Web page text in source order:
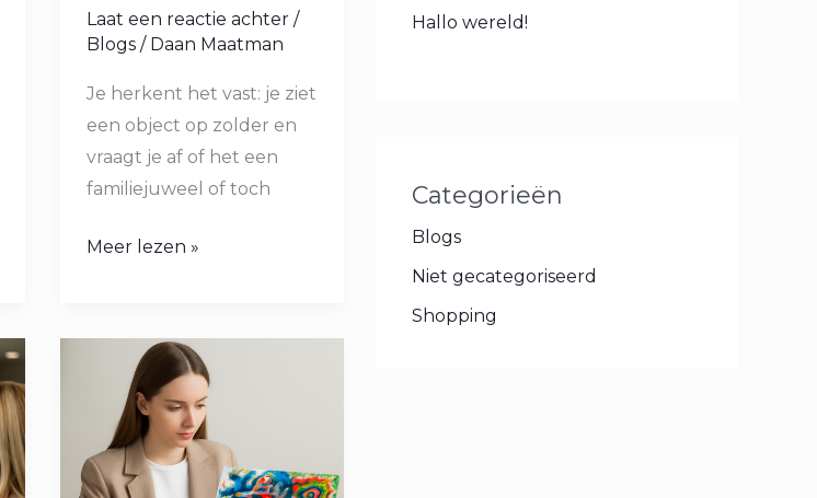
Laat een reactie achter /
Blogs / Daan Maatman
Je herkent het vast: je ziet
een object op zolder en
vraagt je af of het een
familiejuweel of toch
Meer lezen »
Cobra
Kunst
Hallo wereld!
Categorieën
Blogs
Niet gecategoriseerd
Shopping